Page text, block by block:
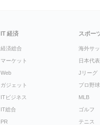
IT 経済
経済総合
マーケット
Web
ガジェット
ITビジネス
IT総合
PR
スポー
海外サ
日本代表
Jリーグ
プロ野球
MLB
ゴルフ
テニス